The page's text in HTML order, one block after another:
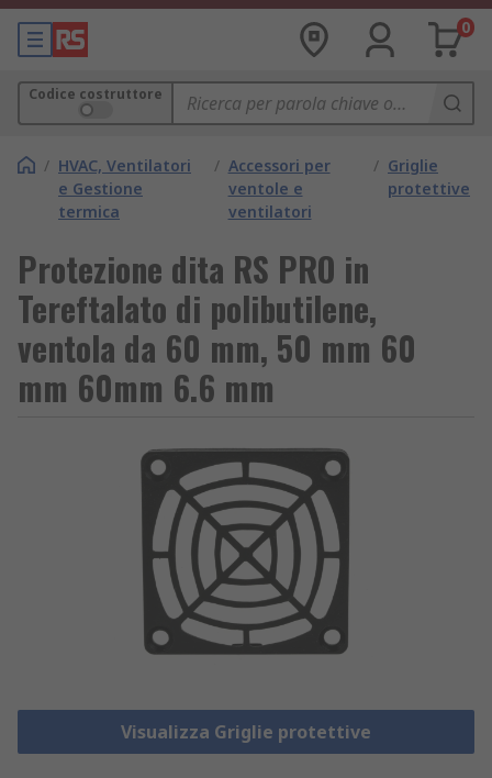
0
Codice costruttore
/ HVAC, Ventilatori
e Gestione
termica
/ Accessori per
ventole e
ventilatori
/ Griglie
protettive
Protezione dita RS PRO in
Tereftalato di polibutilene,
ventola da 60 mm, 50 mm 60
mm 60mm 6.6 mm
Visualizza Griglie protettive